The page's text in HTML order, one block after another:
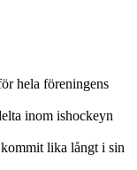
hela föreningens
inom ishockeyn
lika långt i sin